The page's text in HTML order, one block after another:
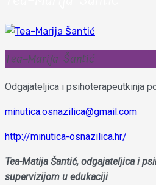
Tea-Marija Šantić
Odgajateljica i psihoterapeutkinja
minutica.osnazilica@gmail.com
http://minutica-osnazilica.hr/
Tea-Matija Šantić, odgajateljica i
supervizijom u edukaciji